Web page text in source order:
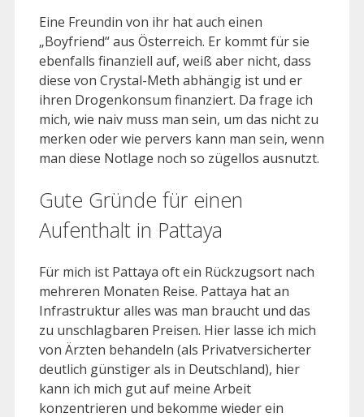
Eine Freundin von ihr hat auch einen
„Boyfriend“ aus Österreich. Er kommt für sie
ebenfalls finanziell auf, weiß aber nicht, dass
diese von Crystal-Meth abhängig ist und er
ihren Drogenkonsum finanziert. Da frage ich
mich, wie naiv muss man sein, um das nicht zu
merken oder wie pervers kann man sein, wenn
man diese Notlage noch so zügellos ausnutzt.
Gute Gründe für einen
Aufenthalt in Pattaya
Für mich ist Pattaya oft ein Rückzugsort nach
mehreren Monaten Reise. Pattaya hat an
Infrastruktur alles was man braucht und das
zu unschlagbaren Preisen. Hier lasse ich mich
von Ärzten behandeln (als Privatversicherter
deutlich günstiger als in Deutschland), hier
kann ich mich gut auf meine Arbeit
konzentrieren und bekomme wieder ein